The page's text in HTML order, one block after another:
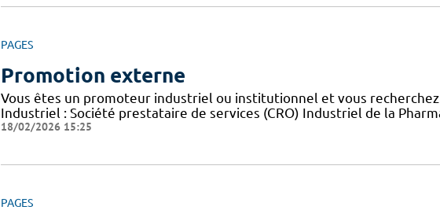
PAGES
Promotion externe
Vous êtes un promoteur industriel ou institutionnel et vous
Industriel : Société prestataire de services (CRO) Industriel de la
18/02/2026 15:25
PAGES